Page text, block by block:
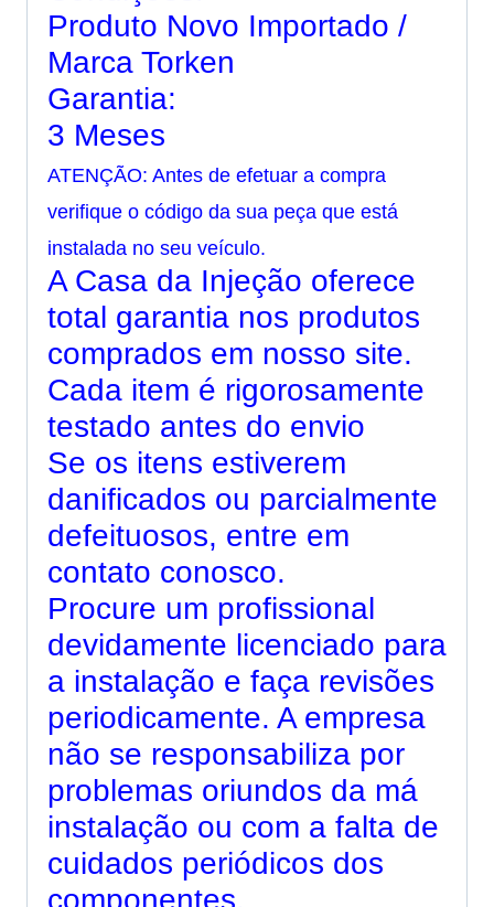
Produto Novo Importado /
Marca Torken
Garantia:
3 Meses
ATENÇÃO: Antes de efetuar a compra
verifique o código da sua peça que está
instalada no seu veículo.
A Casa da Injeção oferece
total garantia nos produtos
comprados em nosso site.
Cada item é rigorosamente
testado antes do envio
Se os itens estiverem
danificados ou parcialmente
defeituosos, entre em
contato conosco.
Procure um profissional
devidamente licenciado para
a instalação e faça revisões
periodicamente. A empresa
não se responsabiliza por
problemas oriundos da má
instalação ou com a falta de
cuidados periódicos dos
componentes.